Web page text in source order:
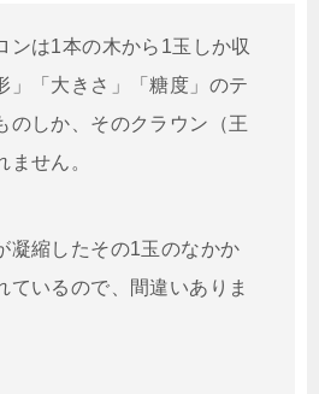
ンは1本の木から1玉しか収
」「大きさ」「糖度」のテ
のしか、そのクラウン（王
せん。
凝縮したその1玉のなかか
ているので、間違いありま